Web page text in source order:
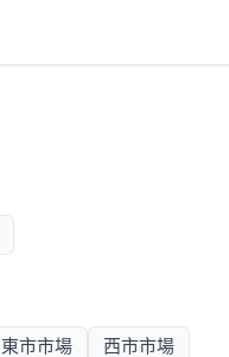
東市市場 西市市場